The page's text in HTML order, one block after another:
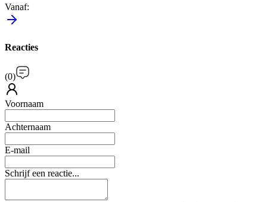
Vanaf:
Reacties
(0)
Voornaam
Achternaam
E-mail
Schrijf een reactie...